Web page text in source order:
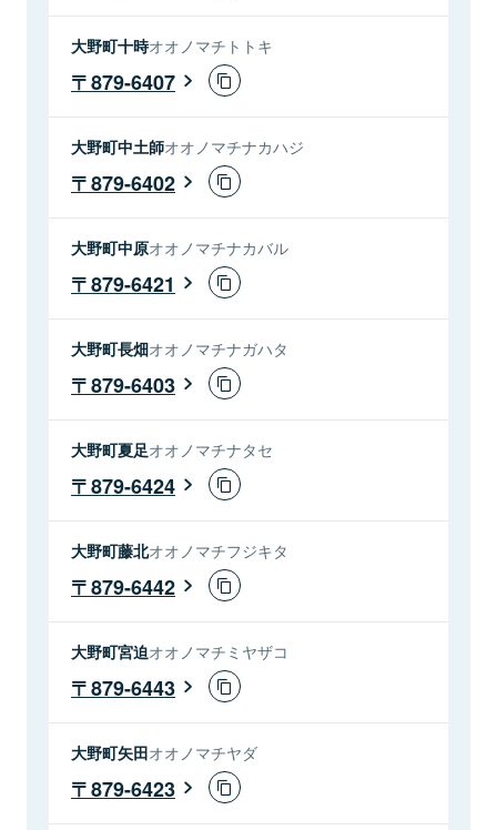
大野町十時オオノマチトトキ
879-6407
大野町中土師オオノマチナカハジ
879-6402
大野町中原オオノマチナカバル
879-6421
大野町長畑オオノマチナガハタ
879-6403
大野町夏足オオノマチナタセ
879-6424
大野町藤北オオノマチフジキタ
879-6442
大野町宮迫オオノマチミヤザコ
879-6443
大野町矢田オオノマチヤダ
879-6423